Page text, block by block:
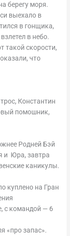
берегу моря.
выехало в
в гонщика,
в небо.
такой скорости,
что
Константин
помошник,
Родней Бэй
и Юра, завтра
каникулы.
куплено на Гран
с командой — 6
«про запас».